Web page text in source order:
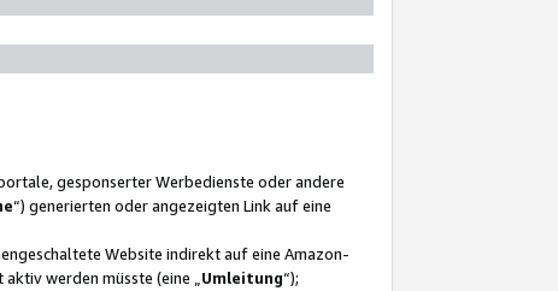
gesponserter Werbedienste oder andere
“) generierten oder angezeigten Link auf eine
Website indirekt auf eine Amazon-
werden müsste (eine „ Umleitung“);